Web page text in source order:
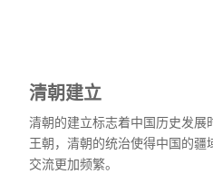
清朝建立
清朝的建立标志着中国历史发展
王朝，清朝的统治使得中国的疆
交流更加频繁。